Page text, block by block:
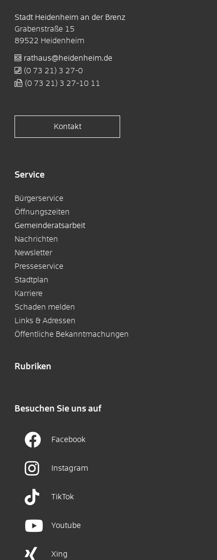
Stadt Heidenheim an der Brenz
Grabenstraße 15
89522 Heidenheim
rathaus@heidenheim.de
(0 73 21) 3 27-0
(0 73 21) 3 27-10 11
Kontakt
Service
Bürgerservice
Öffnungszeiten
Gemeinderatsarbeit
Nachrichten
Newsletter
Presseservice
Stadtplan
Karriere
Schaden melden
Links & Adressen
Öffentliche Bekanntmachungen
Rubriken
Besuchen Sie uns auf
Facebook
Instagram
TikTok
Youtube
Xing